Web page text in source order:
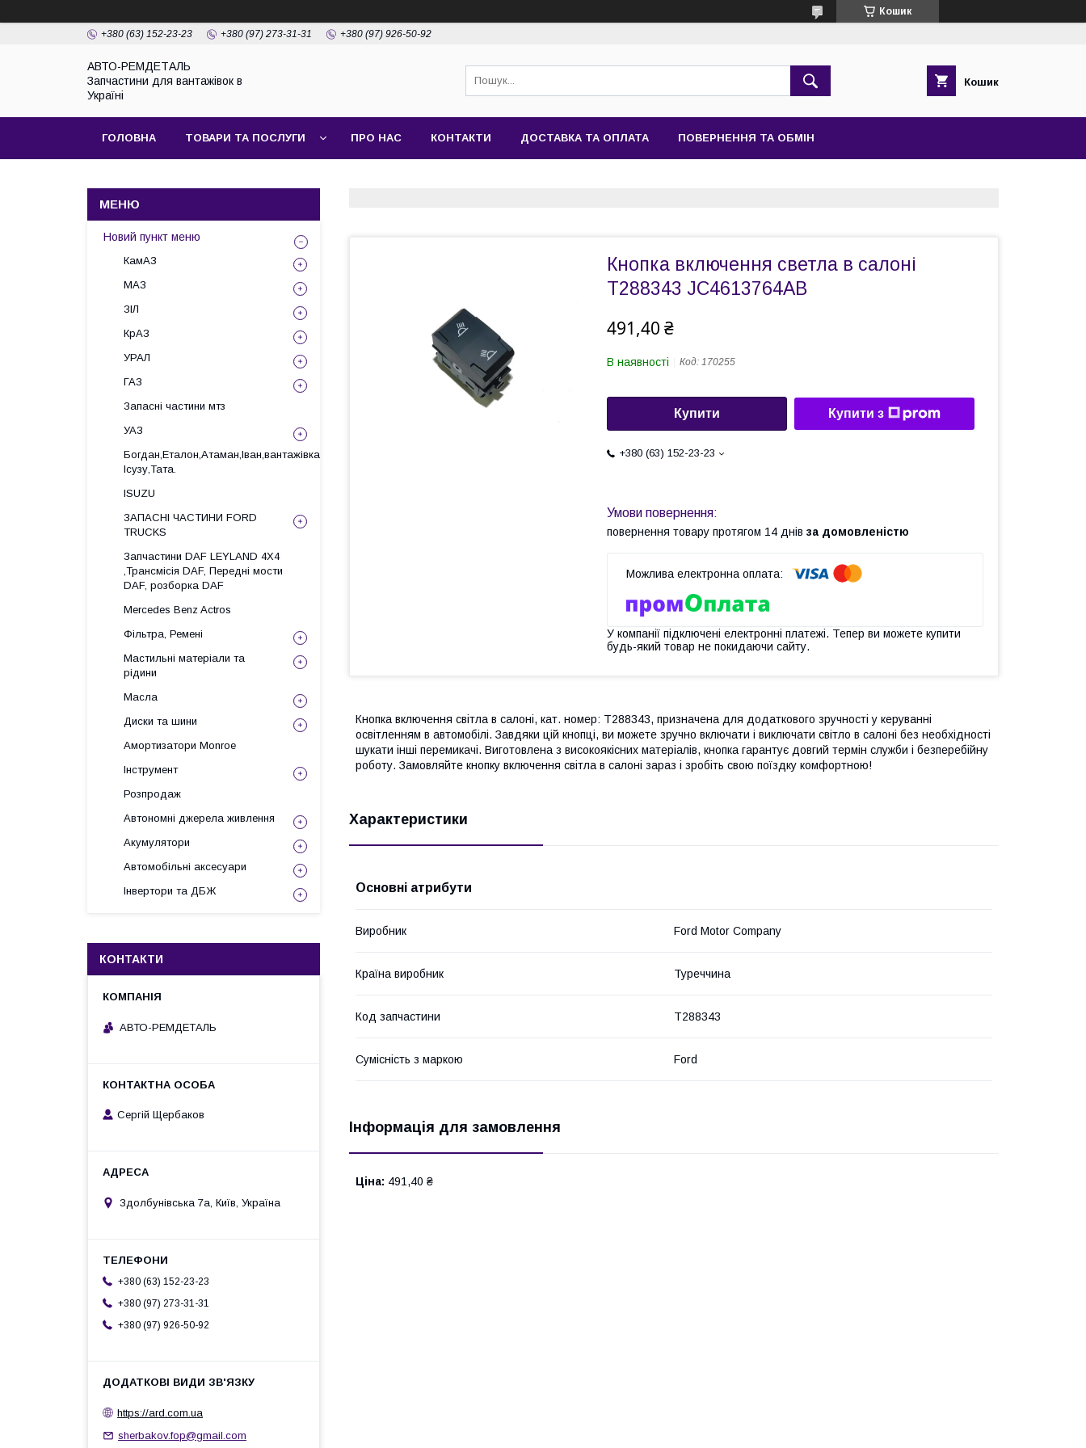
Кошик
+380 (63) 152-23-23 +380 (97) 273-31-31 +380 (97) 926-50-92
АВТО-РЕМДЕТАЛЬ
Запчастини для вантажівок в
Україні
Кошик
ГОЛОВНА ТОВАРИ ТА ПОСЛУГИ ПРО НАС КОНТАКТИ ДОСТАВКА ТА ОПЛАТА ПОВЕРНЕННЯ ТА ОБМІН
Кнопка включення светла в салоні
T288343 JC4613764AB
491,40 ₴
В наявності Код: 170255
Купити Купити з
+380 (63) 152-23-23
повернення товару протягом 14 днів за домовленістю
У компанії підключені електронні платежі. Тепер ви можете купити
будь-який товар не покидаючи сайту.
Кнопка включення світла в салоні, кат. номер: T288343, призначена для додаткового зручності у керуванні
освітленням в автомобілі. Завдяки цій кнопці, ви можете зручно включати і виключати світло в салоні без необхідності
шукати інші перемикачі. Виготовлена з високоякісних матеріалів, кнопка гарантує довгий термін служби і безперебійну
роботу. Замовляйте кнопку включення світла в салоні зараз і зробіть свою поїздку комфортною!
Характеристики
Основні атрибути
Виробник Ford Motor Company
Країна виробник Туреччина
Код запчастини T288343
Сумісність з маркою Ford
Інформація для замовлення
Ціна: 491,40 ₴
Новий пункт меню
КамАЗ
МАЗ
ЗІЛ
КрАЗ
УРАЛ
ГАЗ
Запасні частини мтз
УАЗ
Богдан,Еталон,Атаман,Іван,вантажівка
Ісузу,Тата.
ISUZU
ЗАПАСНІ ЧАСТИНИ FORD
TRUCKS
Запчастини DAF LEYLAND 4X4
,Трансмісія DAF, Передні мости
DAF, розборка DAF
Mercedes Benz Actros
Фільтра, Ремені
Мастильні матеріали та
рідини
Масла
Диски та шини
Амортизатори Monroe
Інструмент
Розпродаж
Автономні джерела живлення
Акумулятори
Автомобільні аксесуари
Інвертори та ДБЖ
КОНТАКТИ
АВТО-РЕМДЕТАЛЬ
Сергій Щербаков
Здолбунівська 7а, Київ, Україна
+380 (63) 152-23-23
+380 (97) 273-31-31
+380 (97) 926-50-92
https://ard.com.ua
sherbakov.fop@gmail.com